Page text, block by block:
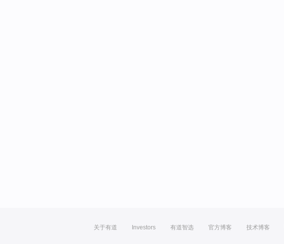
关于有道 Investors 有道智选 官方博客 技术博客